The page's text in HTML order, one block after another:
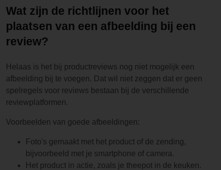
Wat zijn de richtlijnen voor het
plaatsen van een afbeelding bij een
review?
Helaas is het bij productreviews nog niet mogelijk een
afbeelding bij te voegen. Dat wil niet zeggen dat er geen
spelregels voor reviews bestaan bij de verschillende
reviewplatformen.
Voorbeelden van goede afbeeldingen:
Foto's gemaakt met het product of de zending,
bijvoorbeeld met je smartphone of camera.
Het product in actie, zoals je theepot in de keuken.